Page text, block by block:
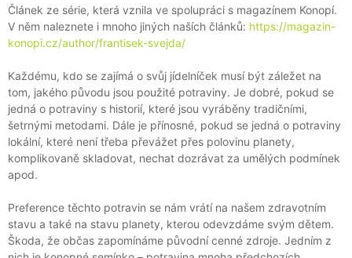
Článek ze série, která vznila ve spolupráci s magazínem Konopí.
V něm naleznete i mnoho jiných naších článků: https://magazin-
konopi.cz/author/frantisek-svejda/
Každému, kdo se zajímá o svůj jídelníček musí být záležet na
tom, jakého původu jsou použité potraviny. Je dobré, pokud se
jedná o potraviny s historií, které jsou vyráběny tradičními,
šetrnými metodami. Dále je přínosné, pokud se jedná o potraviny
lokální, které není třeba převážet přes polovinu planety,
komplikovaně skladovat, nechat dozrávat za umělých podmínek
apod.
Preference těchto potravin se nám vrátí na našem zdravotním
stavu a také na stavu planety, kterou odevzdáme svým dětem.
Škoda, že občas zapomínáme původní cenné zdroje. Jedním z
U
J
E
T
E
N
A
J
Í
T
?